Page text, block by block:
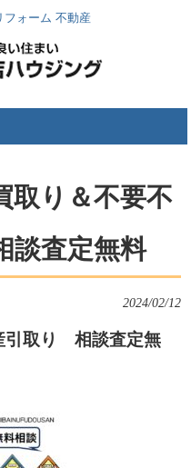
ォーム 不動産
り＆不要不
査定無料
2024/02/12
引取り 相談査定無